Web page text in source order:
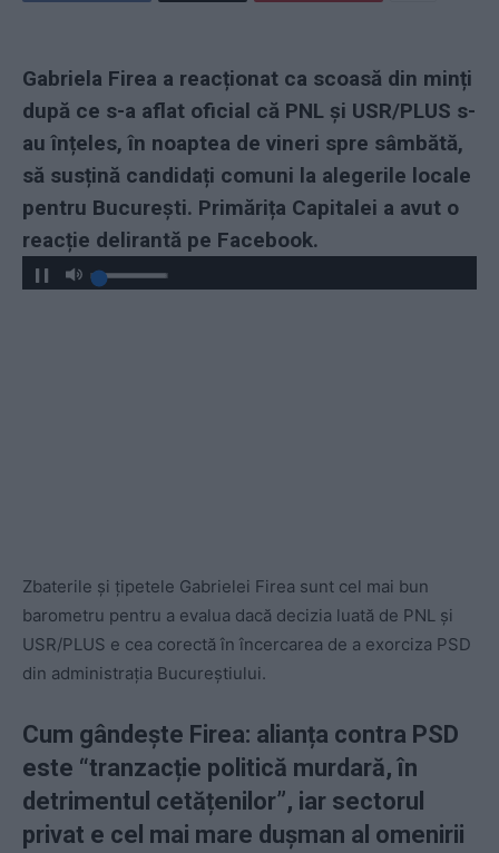
Gabriela Firea a reacționat ca scoasă din minți
după ce s-a aflat oficial că PNL și USR/PLUS s-
au înțeles, în noaptea de vineri spre sâmbătă,
să susțină candidați comuni la alegerile locale
pentru București. Primărița Capitalei a avut o
reacție delirantă pe Facebook.
Zbaterile și țipetele Gabrielei Firea sunt cel mai bun
barometru pentru a evalua dacă decizia luată de PNL și
USR/PLUS e cea corectă în încercarea de a exorciza PSD
din administrația Bucureștiului.
Cum gândește Firea: alianța contra PSD
este “tranzacție politică murdară, în
detrimentul cetățenilor”, iar sectorul
privat e cel mai mare dușman al omenirii